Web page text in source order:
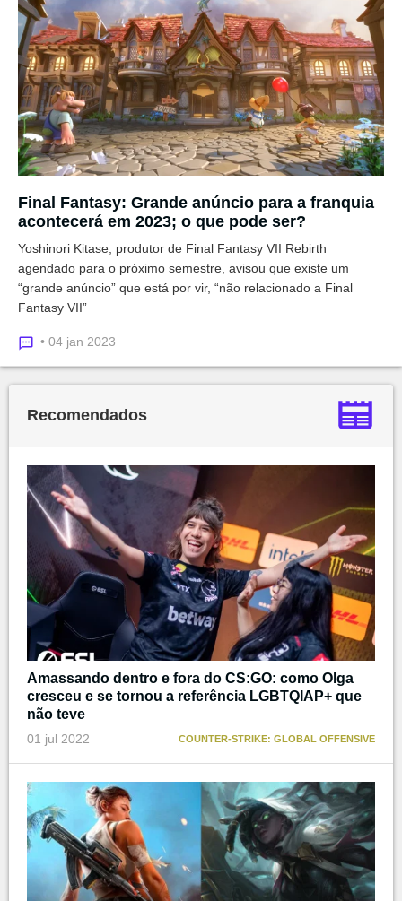
Final Fantasy: Grande anúncio para a franquia
acontecerá em 2023; o que pode ser?
Yoshinori Kitase, produtor de Final Fantasy VII Rebirth
agendado para o próximo semestre, avisou que existe um
“grande anúncio” que está por vir, “não relacionado a Final
Fantasy VII”
• 04 jan 2023
Recomendados
Amassando dentro e fora do CS:GO: como Olga
cresceu e se tornou a referência LGBTQIAP+ que
não teve
01 jul 2022 COUNTER-STRIKE: GLOBAL OFFENSIVE